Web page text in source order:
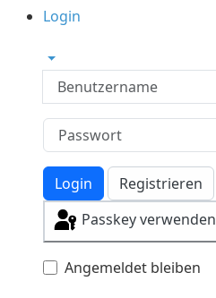
Login
Benutzername
Login
Registrieren
Passkey verwenden
Angemeldet bleiben